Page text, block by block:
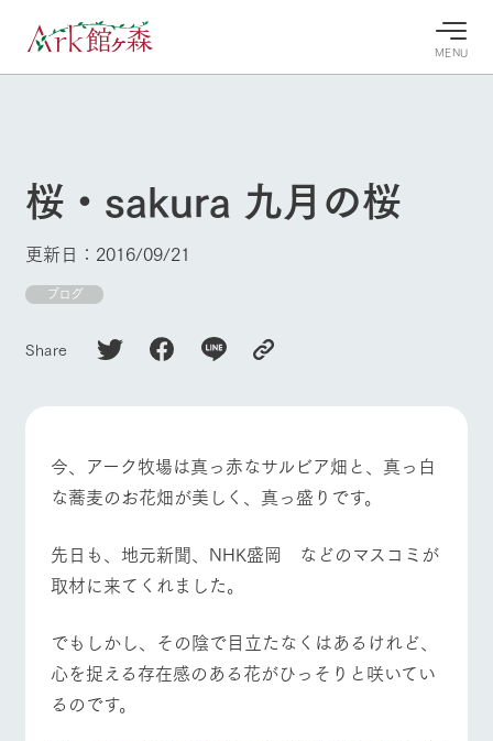
MENU
牧場へ行
く
よく見られている情報
今日の牧
本日の営業時間
や牧場の天気、
状況などを毎日
Ark館ヶ森で開
催しているイベ
情報やスケジュ
ビゲート
施設・体験情報
フラワー
ガーデン
自然環境の中、
季節の移り変わ
りを存分に味わ
動物とふ
て、学ぶ。館ヶ
森の雄大な自然
なかで動物とふ
アクティ
各種体験教室な
ど、楽しみなが
ら学べる様々な
Ark館ヶ森について
牧場に行く
生産品を見る
ArkFarm Wedding
お知らせ
ブログ
お問い合わせ・資料請求
牧場トップ 今日の牧場
イベント/フェア レストラン/BBQ フラワーガーデン
桜・sakura 九月の桜
更新日：2016/09/21
ブログ
Share
今、アーク牧場は真っ赤なサルビア畑と、真っ白
な蕎麦のお花畑が美しく、真っ盛りです。
​先日も、地元新聞、NHK盛岡 などのマスコミが
取材に来てくれました。
​でもしかし、その陰で目立たなくはあるけれど、
心を捉える存在感のある花がひっそりと咲いてい
るのです。